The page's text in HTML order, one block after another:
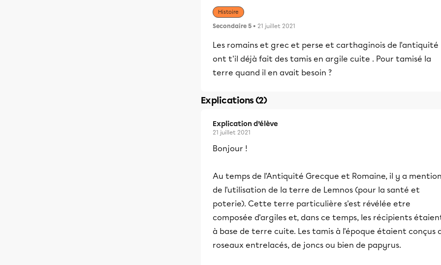
Histoire
Secondaire 5 • 21 juillet 2021
Les romains et grec et perse et carthaginois de l'antiquité
ont t'il déjà fait des tamis en argile cuite . Pour tamisé la
terre quand il en avait besoin ?
Explications (2)
Explication d’élève
21 juillet 2021
Bonjour !
Au temps de l'Antiquité Grecque et Romaine, il y a mention
de l'utilisation de la terre de Lemnos (pour la santé et
poterie). Cette terre particulière s'est révélée etre
composée d'argiles et, dans ce temps, les récipients
à base de terre cuite. Les tamis à l'époque étaient conçus
roseaux entrelacés, de joncs ou bien de papyrus.